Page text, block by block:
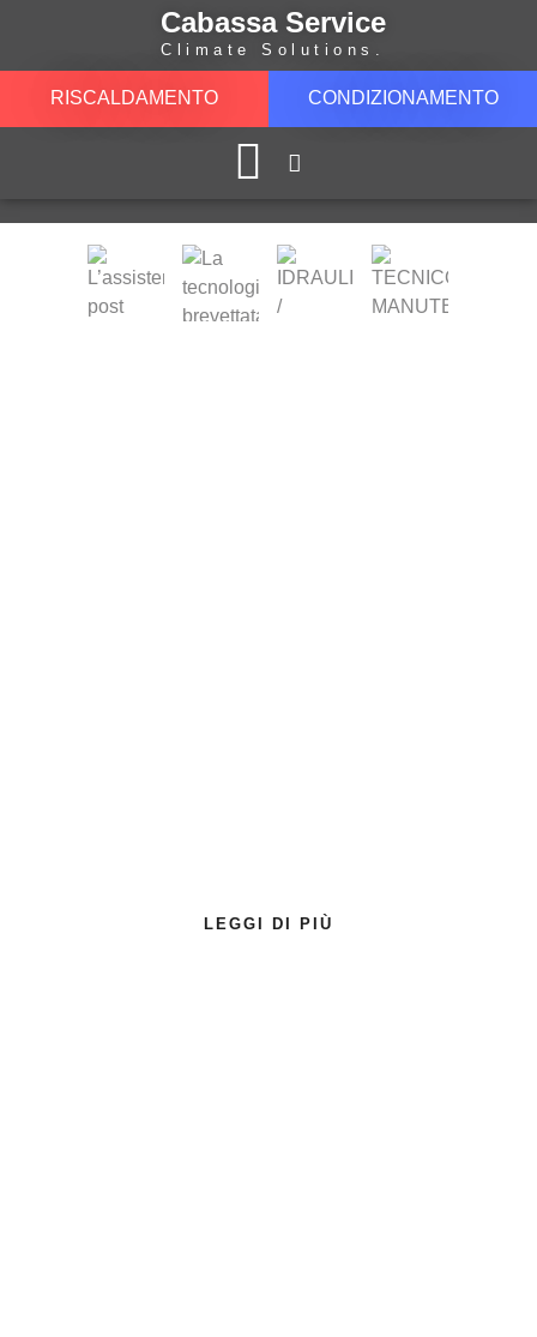
Cabassa Service
Climate Solutions.
RISCALDAMENTO CONDIZIONAMENTO
LEGGI DI PIÙ